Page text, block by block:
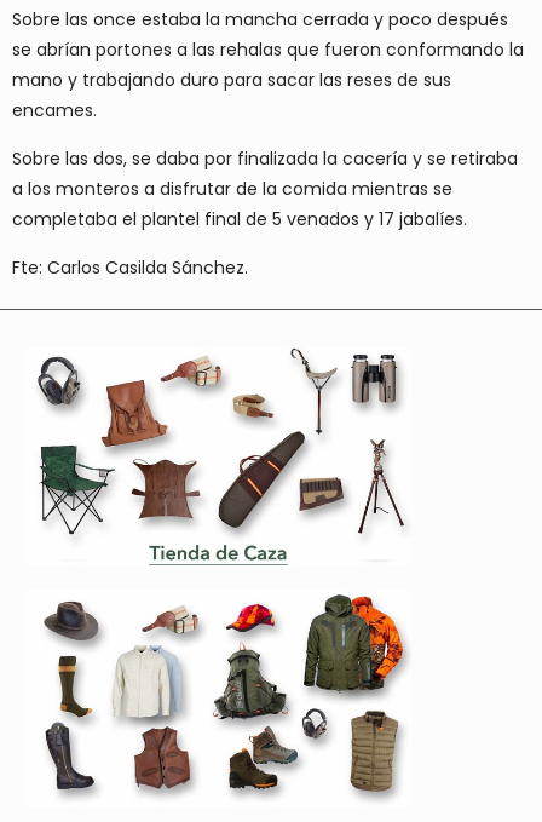
Sobre las once estaba la mancha cerrada y poco después
se abrían portones a las rehalas que fueron conformando la
mano y trabajando duro para sacar las reses de sus
encames.
Sobre las dos, se daba por finalizada la cacería y se retiraba
a los monteros a disfrutar de la comida mientras se
completaba el plantel final de 5 venados y 17 jabalíes.
Fte: Carlos Casilda Sánchez.